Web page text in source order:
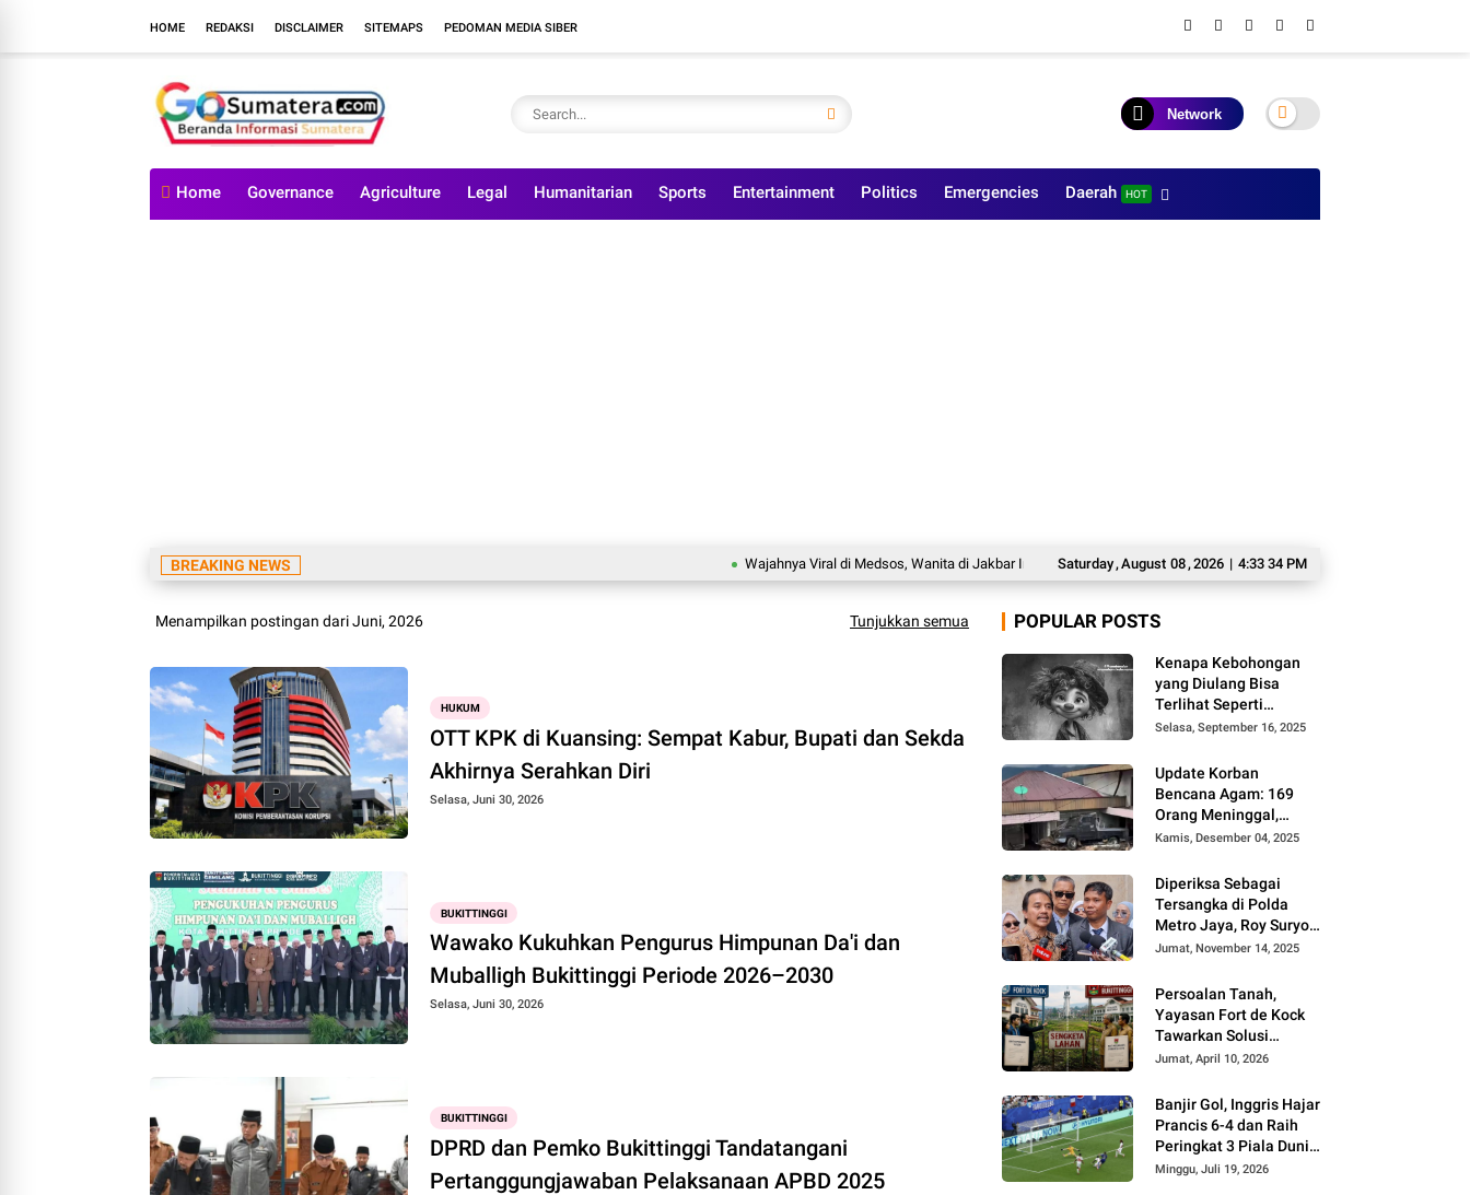
HOME REDAKSI DISCLAIMER SITEMAPS PEDOMAN MEDIA SIBER
Network
Home Governance Agriculture Legal Humanitarian Sports Entertainment Politics Emergencies Daerah HOT
Saturday,August 08,2026 | 4:33 35 PM
BREAKING NEWS Wajahnya Viral di Medsos, Wanita di Jakbar Ini Sempat Mau Balikkan Motor Curiannya 54 Capaska Bukittinggi Masuki
Menampilkan postingan dari Juni, 2026 Tunjukkan semua
HUKUM
OTT KPK di Kuansing: Sempat Kabur, Bupati dan Sekda
Akhirnya Serahkan Diri
Selasa, Juni 30, 2026
BUKITTINGGI
Wawako Kukuhkan Pengurus Himpunan Da'i dan
Muballigh Bukittinggi Periode 2026–2030
Selasa, Juni 30, 2026
BUKITTINGGI
DPRD dan Pemko Bukittinggi Tandatangani
Pertanggungjawaban Pelaksanaan APBD 2025
POPULAR POSTS
Kenapa Kebohongan
yang Diulang Bisa
Terlihat Seperti
Kebenaran, Ini
Selasa, September 16, 2025
Update Korban
Bencana Agam: 169
Orang Meninggal,
Belum Ditemukan 86
Kamis, Desember 04, 2025
Diperiksa Sebagai
Tersangka di Polda
Metro Jaya, Roy Suryo
Cs Tidak Ditahan
Jumat, November 14, 2025
Persoalan Tanah,
Yayasan Fort de Kock
Tawarkan Solusi
Alternatif Kepada
Jumat, April 10, 2026
Banjir Gol, Inggris Hajar
Prancis 6-4 dan Raih
Peringkat 3 Piala Dunia
2026
Minggu, Juli 19, 2026